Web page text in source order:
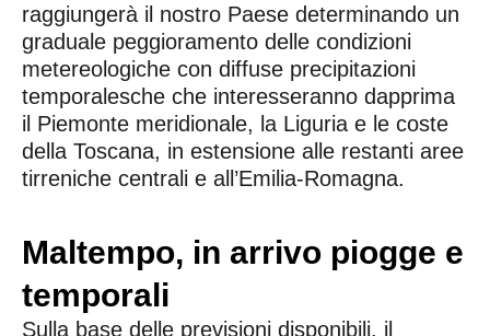
raggiungerà il nostro Paese determinando un
graduale peggioramento delle condizioni
metereologiche con diffuse precipitazioni
temporalesche che interesseranno dapprima
il Piemonte meridionale, la Liguria e le coste
della Toscana, in estensione alle restanti aree
tirreniche centrali e all’Emilia-Romagna.
Maltempo, in arrivo piogge e
temporali
Sulla base delle previsioni disponibili, il